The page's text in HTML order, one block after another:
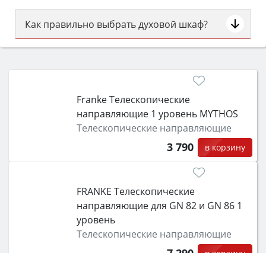
Как правильно выбрать духовой шкаф?
Сначала определитесь с типом (газовый или
затем смотрите на объём 50–70 л для семьи,
функции (конвекция, гриль, самоочистка,
защита от детей).
Franke Телескопические
направляющие 1 уровень MYTHOS
Телескопические направляющие
3 790 в корзину
FRANKE Телескопические
направляющие для GN 82 и GN 86 1
уровень
Телескопические направляющие